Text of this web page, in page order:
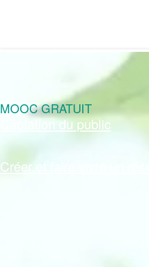
MOOC GRATUIT
Captation du public
Créer et faire vivre un